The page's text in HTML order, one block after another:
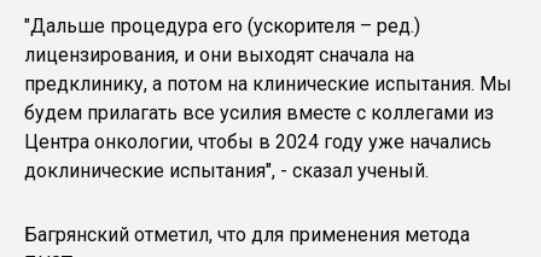
"Дальше процедура его (ускорителя – ред.)
лицензирования, и они выходят сначала на
предклинику, а потом на клинические испытания. Мы
будем прилагать все усилия вместе с коллегами из
Центра онкологии, чтобы в 2024 году уже начались
доклинические испытания", - сказал ученый.
Багрянский отметил, что для применения метода